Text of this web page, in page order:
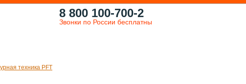
8 800 100-700-2
Звонки по России бесплатны